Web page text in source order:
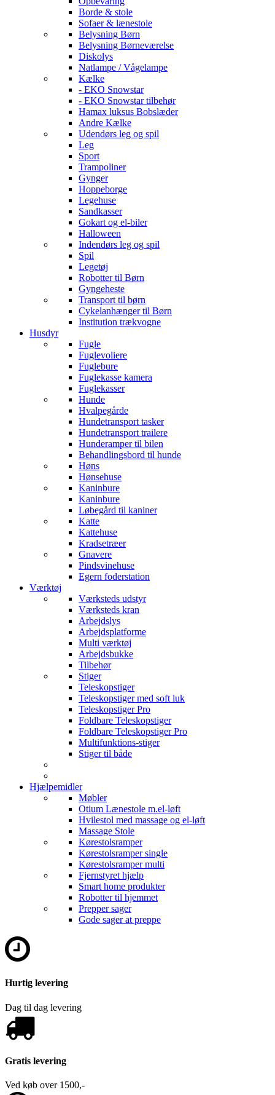
Borde & stole
Sofaer & lænestole
Belysning Børn
Belysning Børneværelse
Diskolys
Natlampe / Vågelampe
Kælke
- EKO Snowstar
- EKO Snowstar tilbehør
Hamax luksus Bobslæder
Andre Kælke
Udendørs leg og spil
Leg
Sport
Trampoliner
Gynger
Hoppeborge
Legehuse
Sandkasser
Gokart og el-biler
Halloween
Indendørs leg og spil
Spil
Legetøj
Robotter til Børn
Gyngeheste
Transport til børn
Cykelanhænger til Børn
Institution trækvogne
Husdyr
Fugle
Fuglevoliere
Fuglebure
Fuglekasse kamera
Fuglekasser
Hunde
Hvalpegårde
Hundetransport tasker
Hundetransport trailere
Hunderamper til bilen
Behandlingsbord til hunde
Høns
Hønsehuse
Kaninbure
Kaninbure
Løbegård til kaniner
Katte
Kattehuse
Kradsetræer
Gnavere
Pindsvinehuse
Egern foderstation
Værktøj
Værksteds udstyr
Værksteds kran
Arbejdslys
Arbejdsplatforme
Multi værktøj
Arbejdsbukke
Tilbehør
Stiger
Teleskopstiger
Teleskopstiger med soft luk
Teleskopstiger Pro
Foldbare Teleskopstiger
Foldbare Teleskopstiger Pro
Multifunktions-stiger
Stiger til både
Hjælpemidler
Møbler
Otium Lænestole m.el-løft
Hvilestol med massage og el-løft
Massage Stole
Kørestolsramper
Kørestolsramper single
Kørestolsramper multi
Fjernstyret hjælp
Smart home produkter
Robotter til hjemmet
Prepper sager
Gode sager at preppe
Hurtig levering
Dag til dag levering
Gratis levering
Ved køb over 1500,-